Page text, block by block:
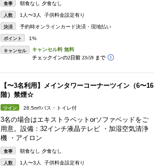
食事 朝食なし 夕食なし
人数 1人〜3人 子供料金設定有り
決済 予約時オンラインカード決済・現地払い
ポイント 1%
キャンセル
【〜3名利用】メインタワーコーナーツイン（6〜16
階）禁煙☆
ツイン 26.5m²/バス・トイレ付
3名の場合はエキストラベットorソファベッドをご
用意。設備：32インチ液晶テレビ ・加湿空気清浄
機 ・アイロン
食事 朝食なし 夕食なし
人数 1人〜3人 子供料金設定有り